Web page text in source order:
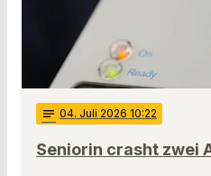
notes 04. Juli 2026 10:22
Seniorin crasht zwei